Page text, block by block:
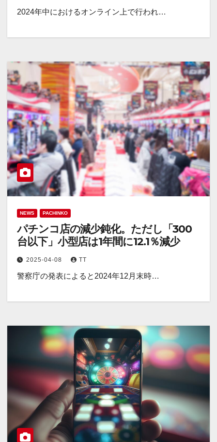
2024年中におけるオンライン上で行われ…
NEWS PACHINKO
パチンコ店の減少鈍化。ただし「300
台以下」小型店は1年間に12.1％減少
2025-04-08 TT
警察庁の発表によると2024年12月末時…